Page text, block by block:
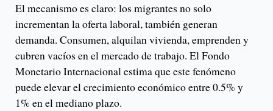
El mecanismo es claro: los migrantes no solo
incrementan la oferta laboral, también generan
demanda. Consumen, alquilan vivienda, emprenden y
cubren vacíos en el mercado de trabajo. El Fondo
Monetario Internacional estima que este fenómeno
puede elevar el crecimiento económico entre 0.5% y
1% en el mediano plazo.